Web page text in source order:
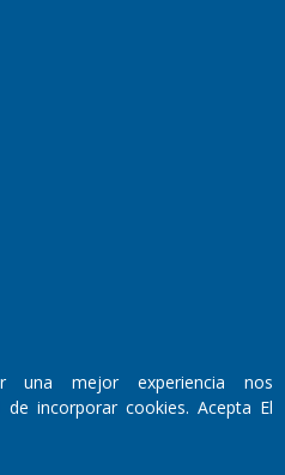
una mejor experiencia nos
incorporar cookies. Acepta El